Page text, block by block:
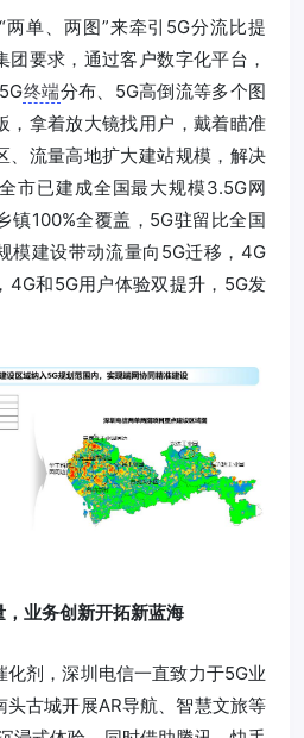
单、两图”来牵引5G分流比提
要求，通过客户数字化平台，
终端分布、5G高倒流等多个图
，拿着放大镜找用户，戴着瞄准
、流量高地扩大建站规模，解决
市已建成全国最大规模3.5G网
镇100%全覆盖，5G驻留比全国
模建设带动流量向5G迁移，4G
4G和5G用户体验双提升，5G发
业务创新开拓新蓝海
剂，深圳电信一直致力于5G业
古城开展AR导航、智慧文旅等